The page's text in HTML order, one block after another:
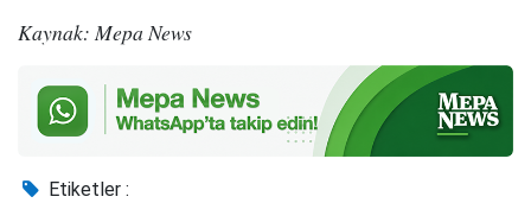
Kaynak: Mepa News
Etiketler :